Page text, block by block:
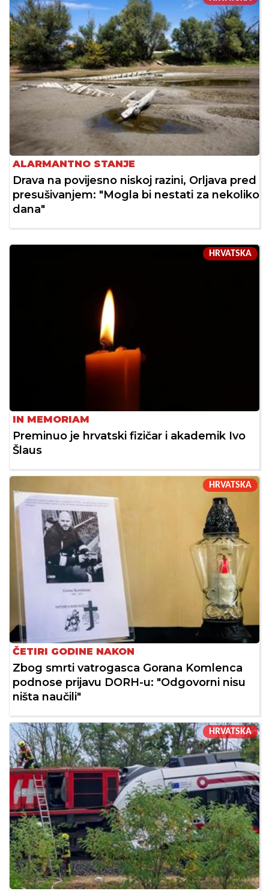
ALARMANTNO STANJE
Drava na povijesno niskoj razini, Orljava pred
presušivanjem: "Mogla bi nestati za nekoliko
dana"
HRVATSKA
IN MEMORIAM
Preminuo je hrvatski fizičar i akademik Ivo
Šlaus
HRVATSKA
ČETIRI GODINE NAKON
Zbog smrti vatrogasca Gorana Komlenca
podnose prijavu DORH-u: "Odgovorni nisu
ništa naučili"
HRVATSKA